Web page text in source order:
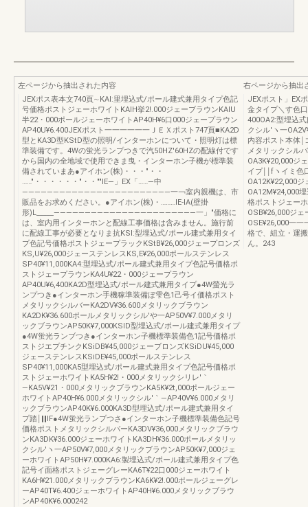
左ページから抽出された内容
JEXポス表本文740頁∼KAl:里埋込式/ポール建式兼用タイプ色記
号価格ポストジェーホワイトKAIH挙2!.000ジェーブラウンKAlU
半22・000ポールジェーホワイトAP40H¥6口000ジェープラウン
AP40U¥6.400JEXポスト一一一一一一ＪＥＸポスト747頁■KA2D
型とKA3D型KStD型の照明/インターホンについて・照明灯は標
準装備です。4Wの蛍光ランプつきで汽50HZ'60HZの配線付です
から国内の全地域で使用できま曳・インターホン子機が標準装
備されていまあ●アイホン(株)・・・"・・
……"・・・・・・"・・""IE―」EX「……―中
――――――――――――――――――――――――一￢室内親機は、市
販品をお求めください。●アイホン(株)・………IE-lA(壁掛
形)L_____―――――――――――――――――――――――一」"価格に
は、室内用インターホンと配線工事価格は含みません。施行前
に配線工事が必要となりま抗KSl:型埋込式/ポール建式兼用タイ
プ色記号価格ポストジェープラックKStB¥26,000ジェープロンズ
KS,U¥26,000ジェーステンレスKS,E¥26,000ポールステンレス
SP40¥11,000KA4:型埋込式/ポール建式兼用タイプ色記号価格ポ
ストジェープラウンKA4U¥22・000ジェープラウン
AP40U¥6,400KA2D型埋込式/ポール建式兼用タイプ●4W螢光ラ
ンプつき●インターホン手機稼準装備ぼ雫色1己号イ価格ポスト
メタリックシルバーKA2DV¥36.600メタリックブラウン
KA2DK¥36.600ポールメタリックシル′や一AP50V¥7.000メタリ
ックブラウンAP50K¥7,000KSlD型埋込式/ポール建式兼用タイプ
●4W蛍光ランブつき●インターホン子機標準装備色1記号価格ポ
ストジエプチンクKSiDB¥45,000ジェーブロンズKSiDU¥45,000
ジェーステンレスKSiDE¥45,000ポールステンレス
SP40¥11,000KA5型埋込式/ポール建式兼用タイプ色記号価格ポ
ストジェーホワイトKA5H¥2!・000メタリックシリレ′｀
―KA5V¥21・000メタリックブラウンKA5K¥2t,000ポールジェー
ホワイトAP40H¥6.000メタリックシル′｀―AP40V¥6.000メタリ
ックブラウンAP40K¥6.000KA3D型埋込式/ポール建式兼用タイ
プ踏￨‖‖IF●4W蛍光ランプつさ●インターホン子機標準装備色記号
価格ポストメタリックシルバーKA3DV¥36,000メタリックブラウ
ンKA3DK¥36.000ジェーホワイトKA3DH¥36.000ポールメタリッ
クシル′ヽ一AP50V¥7,000メタリックブラウンAP50K¥7,000ジェ
ーホワイトAP50H¥7.000KA6:製埋込式/ポール建式兼用タイプ色
記号イ面格ポストジェーグレーKA6T¥22口000ジェーホワイト
KA6H¥21.000メタリックブラウンKA6K¥2!.000ポールジェーグレ
ーAP40T¥6.400ジェーホワイトAP40H¥6.000メタリックブラウ
ンAP40K¥6.000242
右ページから抽出
JEXポスト」EX
金タイプ＼す色
400OA2:型埋込
クシル′ヽ一
内容ポスト本体￨
メタリックシル
OA3K¥20,000ジ
イプ￨￨fヽイミ色
OA12K¥22,000
OA12M¥24,000
格ポストジェー
OSB¥26,000ジ
OSE¥26,000一
格で、組立・運
ん。243